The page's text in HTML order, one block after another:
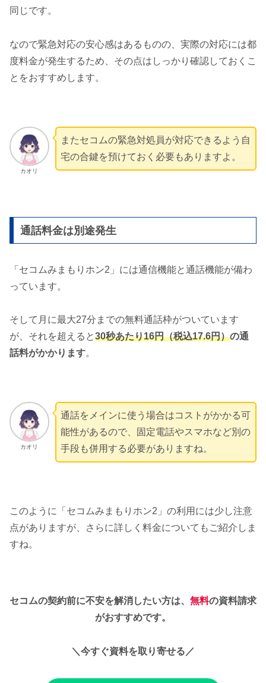
同じです。
なので緊急対応の安心感はあるものの、実際の対応には都
度料金が発生するため、その点はしっかり確認しておくこ
とをおすすめします。
カオリ
またセコムの緊急対処員が対応できるよう自
宅の合鍵を預けておく必要もありますよ。
通話料金は別途発生
「セコムみまもりホン2」には通信機能と通話機能が備わ
っています。
そして月に最大27分までの無料通話枠がついています
が、それを超えると30秒あたり16円（税込17.6円）の通
話料がかかります。
カオリ
通話をメインに使う場合はコストがかかる可
能性があるので、固定電話やスマホなど別の
手段も併用する必要がありますね。
このように「セコムみまもりホン2」の利用には少し注意
点がありますが、さらに詳しく料金についてもご紹介しま
すね。
セコムの契約前に不安を解消したい方は、 無料の資料請求
がおすすめです。
＼今すぐ資料を取り寄せる／